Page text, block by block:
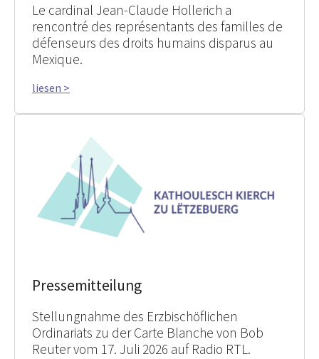
Le cardinal Jean-Claude Hollerich a
rencontré des représentants des familles de
défenseurs des droits humains disparus au
Mexique.
liesen >
Pressemitteilung
Stellungnahme des Erzbischöflichen
Ordinariats zu der Carte Blanche von Bob
Reuter vom 17. Juli 2026 auf Radio RTL.